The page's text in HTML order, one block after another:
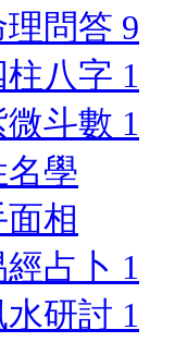
理問答 9
柱八字 1
微斗數 1
名學
面相
經占卜 1
水研討 1